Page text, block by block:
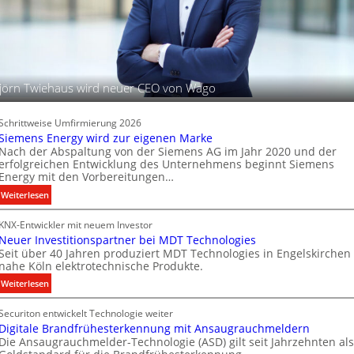
c
u
n
g
s
t
e
c
h
n
i
k
r
k
t
t
e
n
Twiehaus wird neuer CEO von Wago
Umfirmierung 2026
Energy wird zur eigenen Marke
der Abspaltung von der Siemens AG im Jahr 2020 und der
Entwicklung des Unternehmens beginnt Siemens
mit den Vorbereitungen…
Weiterlesen:
S
i
e
m
e
n
s
E
n
e
Entwickler mit neuem Investor
Investitionspartner bei MDT Technologies
über 40 Jahren produziert MDT Technologies in Engelskirchen
Köln elektrotechnische Produkte.
Weiterlesen:
N
e
u
e
entwickelt Technologie weiter
Brandfrühesterkennung mit Ansaugrauchmeldern
Ansaugrauchmelder-Technologie (ASD) gilt seit Jahrzehnten als